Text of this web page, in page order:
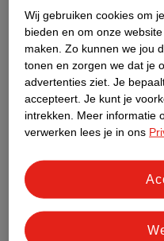
Stel je
Ook in deze winkel
Kruidvat.nl
Laat je bestelling snel
Kruidvat is een
Wij gebruiken cookies om
bieden en om onze
maken. Zo kunnen we jou
tonen en zorgen we dat je
advertenties ziet. Je
accepteert. Je kunt je
intrekken.
Meer informatie
verwerken lees je in ons